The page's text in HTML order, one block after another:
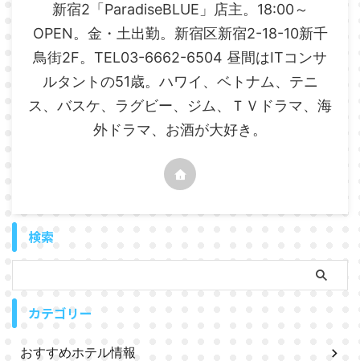
新宿2「ParadiseBLUE」店主。18:00～
OPEN。金・土出勤。新宿区新宿2-18-10新千
鳥街2F。TEL03-6662-6504 昼間はITコンサ
ルタントの51歳。ハワイ、ベトナム、テニ
ス、バスケ、ラグビー、ジム、ＴＶドラマ、海
外ドラマ、お酒が大好き。
検索
カテゴリー
おすすめホテル情報